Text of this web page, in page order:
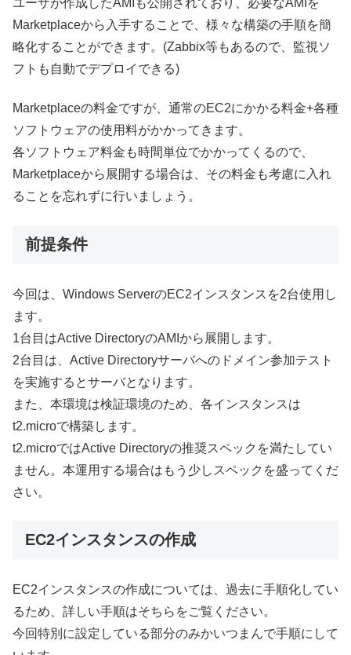
Marketplaceから入手することで、様々な構築の手順を簡
略化することができます。(Zabbix等もあるので、監視ソ
フトも自動でデプロイできる)
Marketplaceの料金ですが、通常のEC2にかかる料金+各種
ソフトウェアの使用料がかかってきます。
各ソフトウェア料金も時間単位でかかってくるので、
Marketplaceから展開する場合は、その料金も考慮に入れ
ることを忘れずに行いましょう。
前提条件
今回は、Windows ServerのEC2インスタンスを2台使用し
ます。
1台目はActive DirectoryのAMIから展開します。
2台目は、Active Directoryサーバへのドメイン参加テスト
を実施するとサーバとなります。
また、本環境は検証環境のため、各インスタンスは
t2.microで構築します。
t2.microではActive Directoryの推奨スペックを満たしてい
ません。本運用する場合はもう少しスペックを盛ってくだ
さい。
EC2インスタンスの作成
EC2インスタンスの作成については、過去に手順化してい
るため、詳しい手順はそちらをご覧ください。
今回特別に設定している部分のみかいつまんで手順にして